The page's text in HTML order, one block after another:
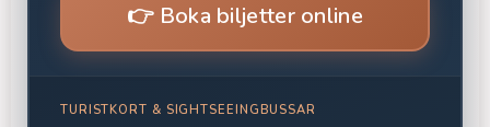
👉 Boka biljetter online
TURISTKORT & SIGHTSEEINGBUSSAR